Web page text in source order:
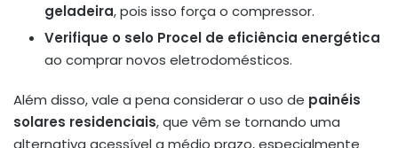
geladeira, pois isso força o compressor.
Verifique o selo Procel de eficiência energética
ao comprar novos eletrodomésticos.
Além disso, vale a pena considerar o uso de painéis
solares residenciais, que vêm se tornando uma